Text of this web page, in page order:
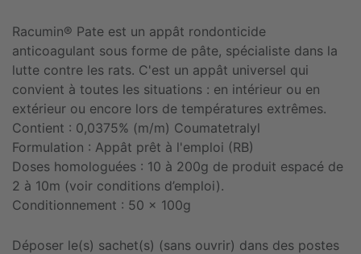
Racumin® Pate est un appât rondonticide
anticoagulant sous forme de pâte, spécialiste dans la
lutte contre les rats. C'est un appât universel qui
convient à toutes les situations : en intérieur ou en
extérieur ou encore lors de températures extrêmes.
Contient : 0,0375% (m/m) Coumatetralyl
Formulation : Appât prêt à l'emploi (RB)
Doses homologuées : 10 à 200g de produit espacé de
2 à 10m (voir conditions d’emploi).
Conditionnement : 50 x 100g
Déposer le(s) sachet(s) (sans ouvrir) dans des postes